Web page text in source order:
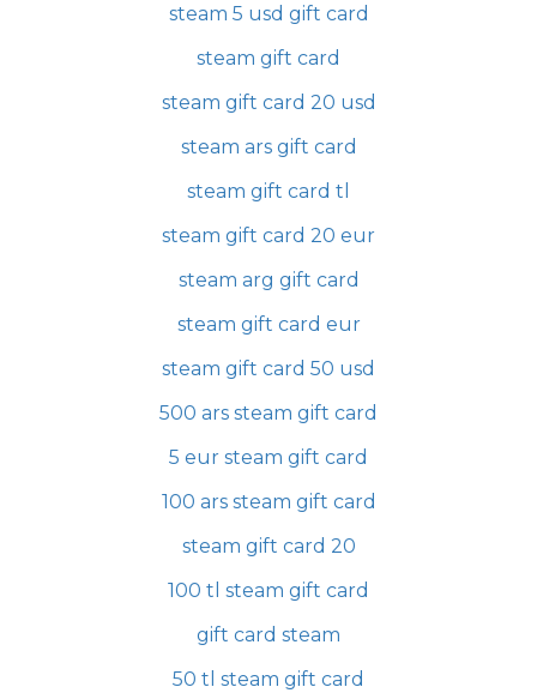
steam 5 usd gift card
steam gift card
steam gift card 20 usd
steam ars gift card
steam gift card tl
steam gift card 20 eur
steam arg gift card
steam gift card eur
steam gift card 50 usd
500 ars steam gift card
5 eur steam gift card
100 ars steam gift card
steam gift card 20
100 tl steam gift card
gift card steam
50 tl steam gift card